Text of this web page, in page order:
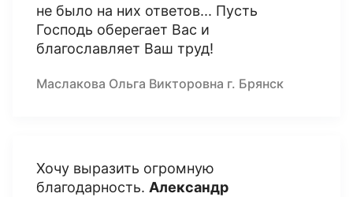
не было на них ответов... Пусть
Господь оберегает Вас и
благославляет Ваш труд!
Маслакова Ольга Викторовна г. Брянск
Хочу выразить огромную
благодарность. Александр